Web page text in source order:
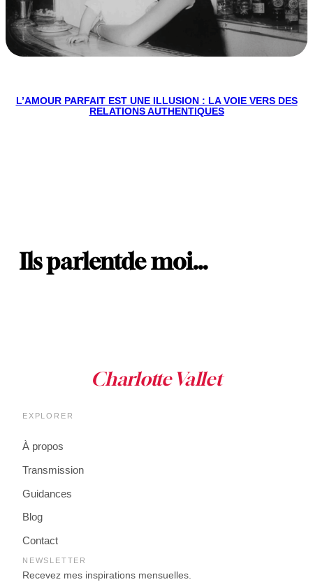
L’AMOUR PARFAIT EST UNE ILLUSION : LA VOIE VERS DES
RELATIONS AUTHENTIQUES
Ils parlentde moi…
EXPLORER
À propos
Transmission
Guidances
Blog
Contact
NEWSLETTER
Recevez mes inspirations mensuelles.